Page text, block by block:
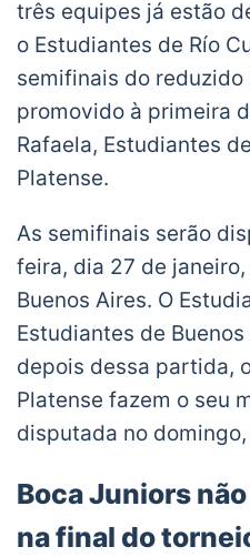
três equipes já estão
o Estudiantes de Río
semifinais do
promovido à primeira
Rafaela, Estudiantes
Platense.
As semifinais serão
feira, dia 27 de
Buenos Aires. O
Estudiantes de
depois dessa partida,
Platense fazem o seu
disputada no
Boca Juniors
na final do